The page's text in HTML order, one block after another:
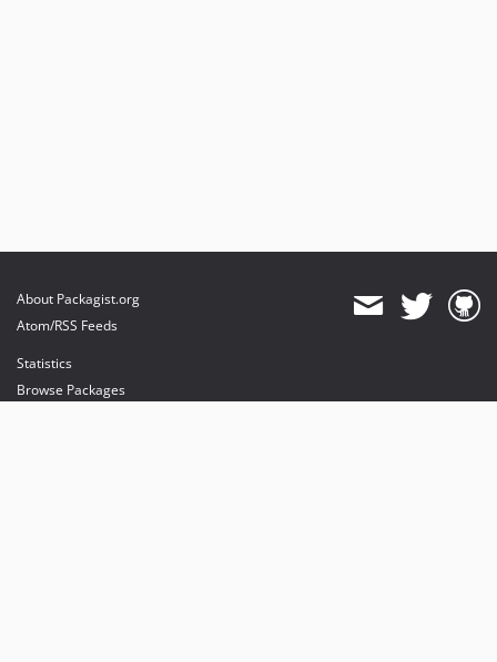
About Packagist.org
Atom/RSS Feeds
Statistics
Browse Packages